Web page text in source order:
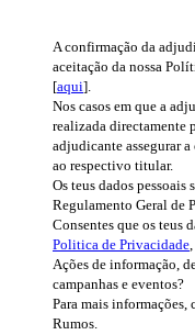
A confirmação da
aceitação da nossa
[aqui].
Nos casos em que a
realizada directamente
adjudicante assegurar
ao respectivo titular.
Os teus dados
Regulamento Geral de
Consentes que os teus
Politica de Privacidade
Ações de informação,
campanhas e eventos?
Para mais informações,
Rumos.